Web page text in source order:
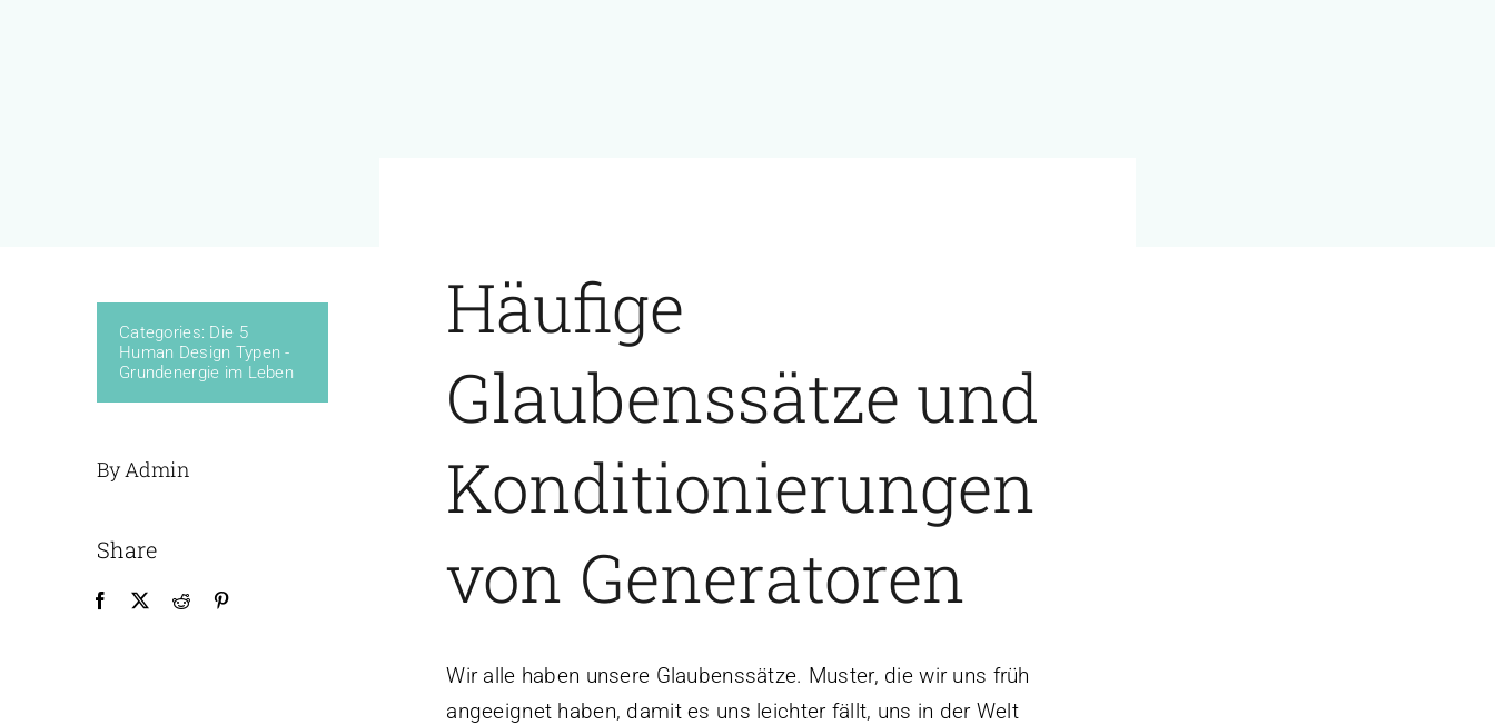
Categories: Die 5
Human Design Typen -
Grundenergie im Leben
By Admin
Share
Häufige
Glaubenssätze und
Konditionierungen
von Generatoren
Wir alle haben unsere Glaubenssätze. Muster, die wir uns früh
angeeignet haben, damit es uns leichter fällt, uns in der Welt